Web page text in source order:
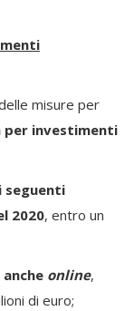
misure per
per investimenti
seguenti
2020, entro un
online,
di euro;